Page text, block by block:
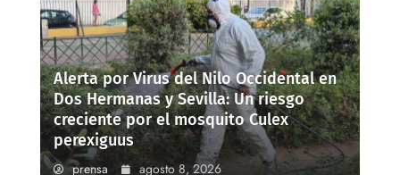
Alerta por Virus del Nilo Occidental en
Dos Hermanas y Sevilla: Un riesgo
creciente por el mosquito Culex
perexiguus
prensa agosto 8, 2026